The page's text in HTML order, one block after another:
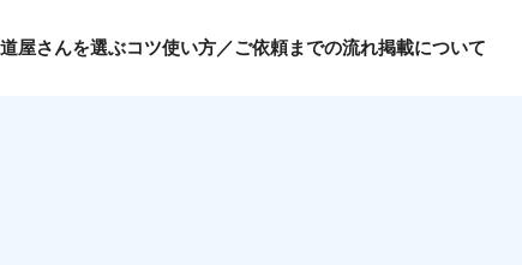
屋さんを選ぶコツ使い方／ご依頼までの流れ掲載について